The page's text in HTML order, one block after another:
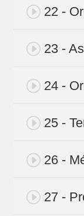
22 -
23 -
24 -
25 -
26 -
27 -